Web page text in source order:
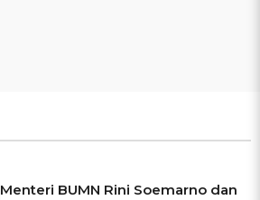
Menteri BUMN Rini Soemarno dan